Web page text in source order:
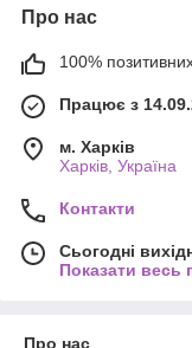
Про нас
100%
Працює з
м. Харків
Харків, Україна
Контакти
Сьогодні
Показати весь
Про нас